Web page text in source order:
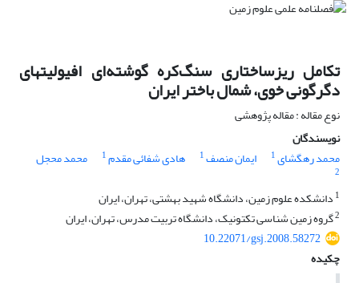
تکامل ریزساختاری سنگ‌کره گوشته‌ای افیولیتهای
دگرگونی خوی، شمال باختر ایران
نوع مقاله : مقاله پژوهشی
نویسندگان
محمد رهگشای1 ایمان منصف1 هادی شفائی مقدم1 محمد محجل
2
1 دانشکده علوم زمین، دانشگاه شهید بهشتی، تهران، ایران
2گروه زمین شناسی تکتونیک، دانشگاه تربیت مدرس، تهران، ایران
10.22071/gsj.2008.58272
چکیده